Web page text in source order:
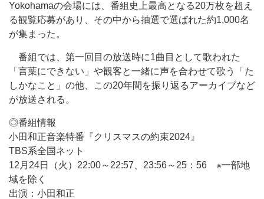
Yokohamaの会場には、番組史上最高となる20万枚を超え
る観覧応募があり、その中から抽選で選ばれた約1,000名
が集まった。
番組では、第一回目の放送時に1曲目として歌われた
「言葉にできない」や観客と一緒に声を合わせて歌う「た
しかなこと」の他、この20年間を振り返るアーカイブなど
が放送される。
◎番組情報
小田和正音楽特番『クリスマスの約束2024』
TBS系全国ネット
12月24日（火）22:00～22:57、23:56～25：56 ※一部地
域を除く
出演：小田和正